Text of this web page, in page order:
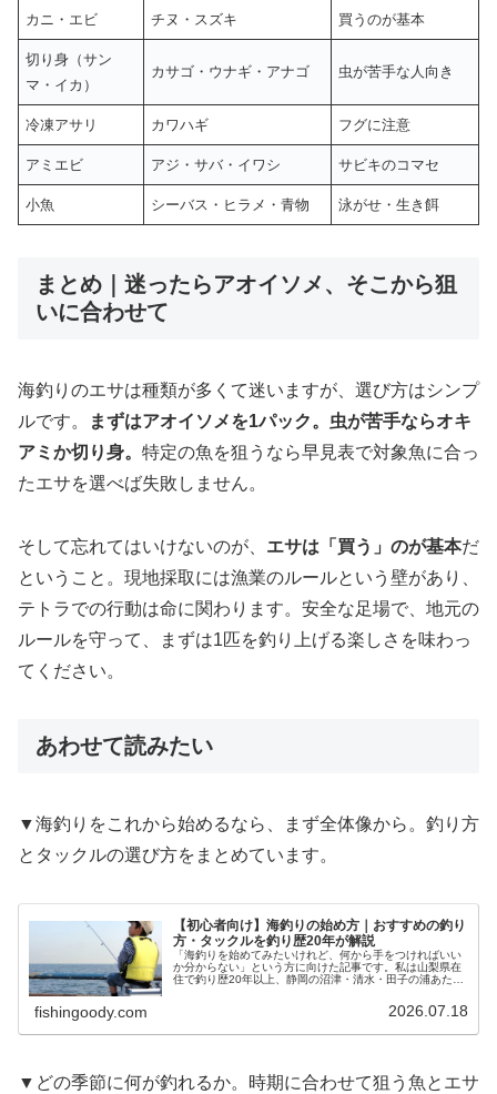
カニ・エビ チヌ・スズキ 買うのが基本
切り身（サン
マ・イカ）
カサゴ・ウナギ・アナゴ 虫が苦手な人向き
冷凍アサリ カワハギ フグに注意
アミエビ アジ・サバ・イワシ サビキのコマセ
小魚 シーバス・ヒラメ・青物 泳がせ・生き餌
まとめ｜迷ったらアオイソメ、そこから狙
いに合わせて
海釣りのエサは種類が多くて迷いますが、選び方はシンプ
ルです。
まずはアオイソメを1パック。虫が苦手ならオキ
アミか切り身。 特定の魚を狙うなら早見表で対象魚に合っ
たエサを選べば失敗しません。
そして忘れてはいけないのが、 エサは「買う」のが基本だ
ということ。現地採取には漁業のルールという壁があり、
テトラでの行動は命に関わります。安全な足場で、地元の
ルールを守って、まずは1匹を釣り上げる楽しさを味わっ
てください。
あわせて読みたい
▼海釣りをこれから始めるなら、まず全体像から。釣り方
とタックルの選び方をまとめています。
【初心者向け】海釣りの始め方｜おすすめの釣り
方・タックルを釣り歴20年が解説
「海釣りを始めてみたいけれど、何から手をつければいい
か分からない」という方に向けた記事です。私は山梨県在
住で釣り歴20年以上、静岡の沼津・清水・田子の浦あたり
fishingoody.com 2026.07.18
▼どの季節に何が釣れるか。時期に合わせて狙う魚とエサ